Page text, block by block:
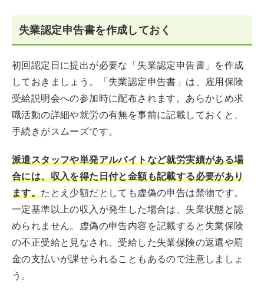
失業認定申告書を作成しておく
初回認定日に提出が必要な「失業認定申告書」を作成
しておきましょう。「失業認定申告書」は、雇用保険
受給説明会への参加時に配布されます。あらかじめ求
職活動の詳細や就労の有無を事前に記載しておくと、
手続きがスムーズです。
派遣スタッフや単発アルバイトなど就労実績がある場
合には、収入を得た日付と金額も記載する必要があり
ます。たとえ少額だとしても虚偽の申告は禁物です。
一定基準以上の収入が発生した場合は、失業状態と認
められません。虚偽の申告内容を記載すると失業保険
の不正受給と見なされ、受給した失業保険の返還や罰
金の支払いが課せられることもあるので注意しましょ
う。